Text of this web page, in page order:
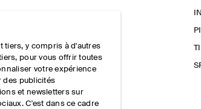
tiers, y compris à d'autres
pour vous offrir toutes
votre expérience
des publicités
et newsletters sur
C'est dans ce cadre